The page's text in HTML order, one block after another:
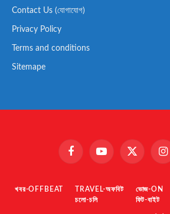
Contact Us (যোগাযোগ)
Privacy Policy
Terms and conditions
Sitemape
FacebookYouTube X
খবর-OFFBEAT
TRAVEL-অফবিট
চলো-চলি
ভোজ-ON
ফিট-বাইট